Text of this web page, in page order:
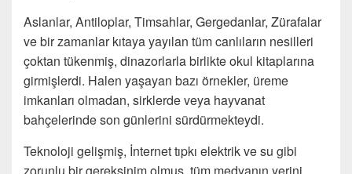
Aslanlar, Antiloplar, Timsahlar, Gergedanlar, Zürafalar
ve bir zamanlar kıtaya yayılan tüm canlıların nesilleri
çoktan tükenmiş, dinazorlarla birlikte okul kitaplarına
girmişlerdi. Halen yaşayan bazı örnekler, üreme
imkanları olmadan, sirklerde veya hayvanat
bahçelerinde son günlerini sürdürmekteydi.
Teknoloji gelişmiş, İnternet tıpkı elektrik ve su gibi